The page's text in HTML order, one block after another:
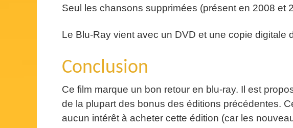
Seul les chansons supprimées (présent en 2008 et
Le Blu-Ray vient avec un DVD et une copie digitale
Conclusion
Ce film marque un bon retour en blu-ray. Il est
de la plupart des bonus des éditions précédentes.
aucun intérêt à acheter cette édition (car les